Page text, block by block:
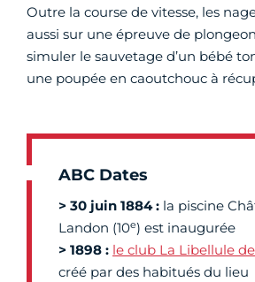
Outre la course de vitesse, les
aussi sur une épreuve de
simuler le sauvetage d’un bébé
une poupée en caoutchouc à
ABC Dates
> 30 juin 1884 : la piscine
Landon (10e) est inaugurée
> 1898 : le club La Libellule
créé par des habitués du lieu